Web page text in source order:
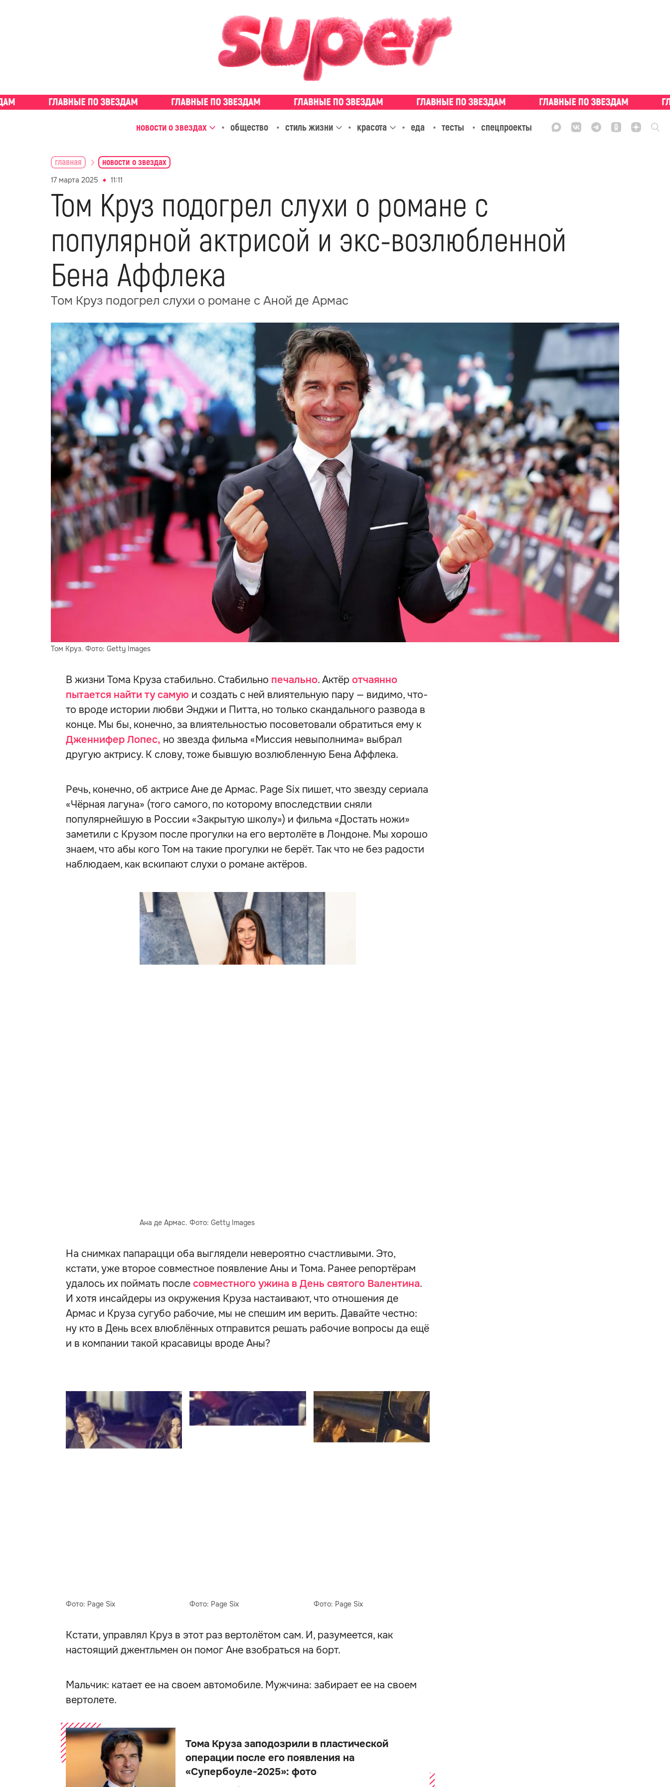
новости о звездах общество стиль жизни красота еда тесты спецпроекты
главная новости о звездах
17 марта 2025 11:11
Том Круз подогрел слухи о романе с
популярной актрисой и экс-возлюбленной
Бена Аффлека
Том Круз подогрел слухи о романе с Аной де Армас
Том Круз. Фото: Getty Images
В жизни Тома Круза стабильно. Стабильно печально. Актёр отчаянно
пытается найти ту самую и создать с ней влиятельную пару — видимо, что-
то вроде истории любви Энджи и Питта, но только скандального развода в
конце. Мы бы, конечно, за влиятельностью посоветовали обратиться ему к
Дженнифер Лопес, но звезда фильма «Миссия невыполнима» выбрал
другую актрису. К слову, тоже бывшую возлюбленную Бена Аффлека.
Речь, конечно, об актрисе Ане де Армас. Page Six пишет, что звезду сериала
«Чёрная лагуна» (того самого, по которому впоследствии сняли
популярнейшую в России «Закрытую школу») и фильма «Достать ножи»
заметили с Крузом после прогулки на его вертолёте в Лондоне. Мы хорошо
знаем, что абы кого Том на такие прогулки не берёт. Так что не без радости
наблюдаем, как вскипают слухи о романе актёров.
Ана де Армас. Фото: Getty Images
На снимках папарацци оба выглядели невероятно счастливыми. Это,
кстати, уже второе совместное появление Аны и Тома. Ранее репортёрам
удалось их поймать после совместного ужина в День святого Валентина.
И хотя инсайдеры из окружения Круза настаивают, что отношения де
Армас и Круза сугубо рабочие, мы не спешим им верить. Давайте честно:
ну кто в День всех влюблённых отправится решать рабочие вопросы да ещё
и в компании такой красавицы вроде Аны?
Фото: Page Six Фото: Page Six Фото: Page Six
Кстати, управлял Круз в этот раз вертолётом сам. И, разумеется, как
настоящий джентльмен он помог Ане взобраться на борт.
Мальчик: катает ее на своем автомобиле. Мужчина: забирает ее на своем
вертолете.
Тома Круза заподозрили в пластической
операции после его появления на
«Супербоуле-2025»: фото